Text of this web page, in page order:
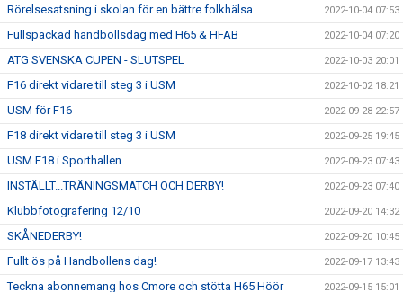
Rörelsesatsning i skolan för en bättre folkhälsa 2022-10-04 07:53
Fullspäckad handbollsdag med H65 & HFAB 2022-10-04 07:20
ATG SVENSKA CUPEN - SLUTSPEL 2022-10-03 20:01
F16 direkt vidare till steg 3 i USM 2022-10-02 18:21
USM för F16 2022-09-28 22:57
F18 direkt vidare till steg 3 i USM 2022-09-25 19:45
USM F18 i Sporthallen 2022-09-23 07:43
INSTÄLLT...TRÄNINGSMATCH OCH DERBY! 2022-09-23 07:40
Klubbfotografering 12/10 2022-09-20 14:32
SKÅNEDERBY! 2022-09-20 10:45
Fullt ös på Handbollens dag! 2022-09-17 13:43
Teckna abonnemang hos Cmore och stötta H65 Höör 2022-09-15 15:01